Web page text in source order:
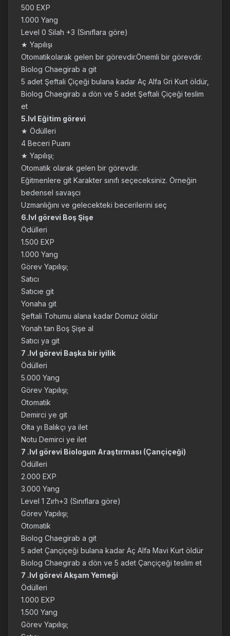
500 EXP
1.000 Yang
Level 0 Silah +3 (Sınıflara göre)
★ Yapılışı
Otomatikolarak gelen bir görevdir.Önemli bir görevdir.
Biolog Chaegirab a git
5 adet Şeftali Çiçeği bulana kadar Aç Alfa Gri Kurt öldür,
Biolog Chaegirab a dön ve 5 adet Şeftali Çiçeği teslim
et
5.lvl Eğitim görevi
★ Ödülleri
4 Beceri Puanı
★ Yapılışı;
Otomatik olarak gelen bir görevdir.
Eğitmenlere git Karakter sınıfı seçeceksiniz. Örneğin
bedensel savaşcı
Uzmanlığını ve gelecekteki becerilerini seç
6.lvl görevi Boş Şişe
Ödülleri
1.500 EXP
1.000 Yang
Görev Yapılışı;
Satıcı
Satıcıe git
Yonaha git
Şeftali Tohumu alana kadar Domuz öldür
Yonah tan Boş Şişe al
Satıcı ya git
7 .lvl görevi Başka bir iyilik
Ödülleri
5.000 Yang
Görev Yapılışı;
Otomatik
Demirci ye git
Olta yı Balıkçı ya ilet
Notu Demirci ye ilet
7 .lvl görevi Biologun Araştırması (Çançiçeği)
Ödülleri
2.000 EXP
3.000 Yang
Level 1 Zırh+3 (Sınıflara göre)
Görev Yapılışı;
Otomatik
Biolog Chaegirab a git
5 adet Çançiçeği bulana kadar Aç Alfa Mavi Kurt öldür
Biolog Chaegirab a dön ve 5 adet Çançiçeği teslim et
7 .lvl görevi Akşam Yemeği
Ödülleri
1.000 EXP
1.500 Yang
Görev Yapılışı;